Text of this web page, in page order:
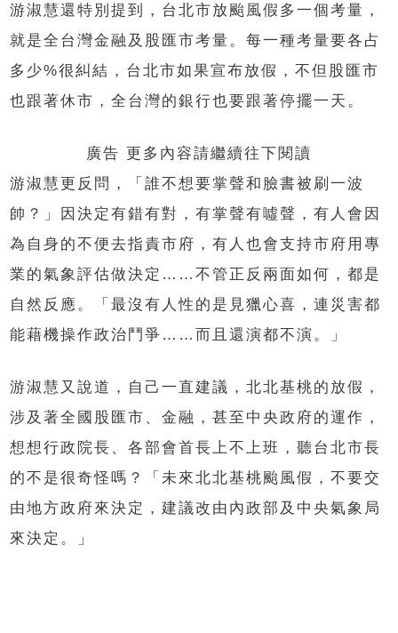
游淑慧還特別提到，台北市放颱風假多一個考量，
就是全台灣金融及股匯市考量。每一種考量要各占
多少%很糾結，台北市如果宣布放假，不但股匯市
也跟著休市，全台灣的銀行也要跟著停擺一天。
廣告 更多內容請繼續往下閱讀
游淑慧更反問，「誰不想要掌聲和臉書被刷一波
帥？」因決定有錯有對，有掌聲有噓聲，有人會因
為自身的不便去指責市府，有人也會支持市府用專
業的氣象評估做決定……不管正反兩面如何，都是
自然反應。「最沒有人性的是見獵心喜，連災害都
能藉機操作政治鬥爭……而且還演都不演。」
游淑慧又說道，自己一直建議，北北基桃的放假，
涉及著全國股匯市、金融，甚至中央政府的運作，
想想行政院長、各部會首長上不上班，聽台北市長
的不是很奇怪嗎？「未來北北基桃颱風假，不要交
由地方政府來決定，建議改由內政部及中央氣象局
來決定。」